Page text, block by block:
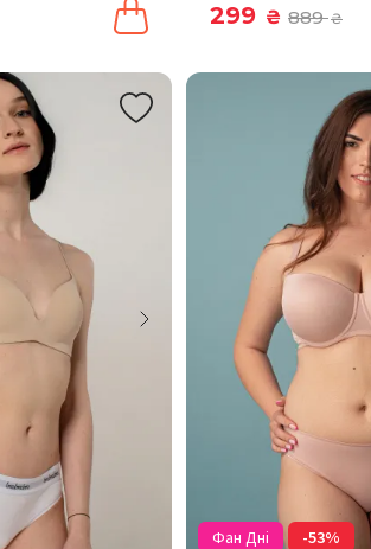
299 ₴ 889₴
Фан Дні -53%